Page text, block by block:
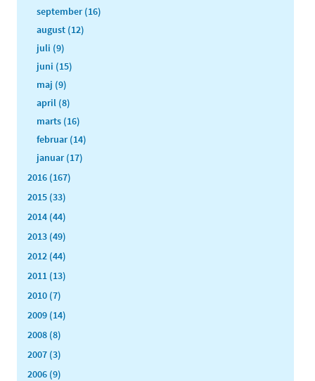
september (16)
august (12)
juli (9)
juni (15)
maj (9)
april (8)
marts (16)
februar (14)
januar (17)
2016 (167)
2015 (33)
2014 (44)
2013 (49)
2012 (44)
2011 (13)
2010 (7)
2009 (14)
2008 (8)
2007 (3)
2006 (9)